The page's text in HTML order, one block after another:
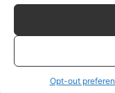
Opt-out
finanziato;
distribuito.